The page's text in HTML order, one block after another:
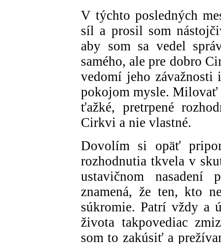
V týchto posledných
síl a prosil som
aby som sa vedel
samého, ale pre dobro
vedomí jeho
pokojom mysle. Milovať
ťažké, pretrpené
Cirkvi a nie vlastné.
Dovolím si opäť
rozhodnutia tkvela v
ustavičnom
znamená, že ten, kto
súkromie. Patrí vždy a
života takpovediac
som to zakúsiť a